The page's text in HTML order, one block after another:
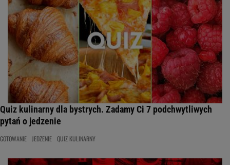
Quiz kulinarny dla bystrych. Zadamy Ci 7 podchwytliwych
pytań o jedzenie
GOTOWANIE JEDZENIE QUIZ KULINARNY